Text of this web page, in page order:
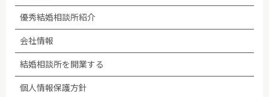
■個人情報保護方針への内容についての問い合わせ先
株式会社BIU 苦情・相談窓口
TEL：03-5348-3501
優秀結婚相談所紹介
会社情報
結婚相談所を開業する
個人情報保護方針